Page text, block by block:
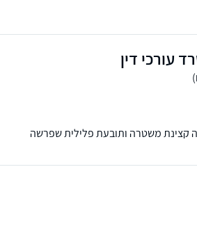
עורכי דין
קצינת משטרה ותובעת פלילית שפרשה